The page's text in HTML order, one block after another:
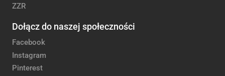
ZZR
Dołącz do naszej społeczności
Facebook
Instagram
Pinterest